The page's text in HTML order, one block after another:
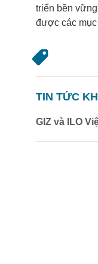
triển bền
được các
TIN TỨC
GIZ và ILO